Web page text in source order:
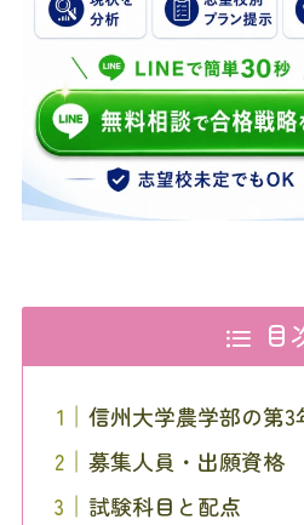
目
信州大学農学部の第
募集人員・出願資格
試験科目と配点